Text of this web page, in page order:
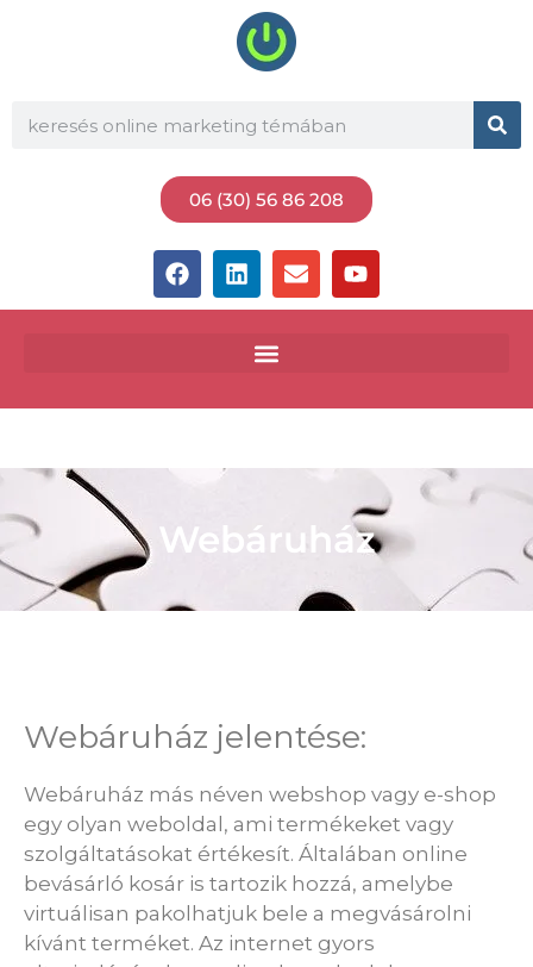
06 (30) 56 86 208
Webáruház
Webáruház jelentése:
Webáruház más néven webshop vagy e-shop
egy olyan weboldal, ami termékeket vagy
szolgáltatásokat értékesít. Általában online
bevásárló kosár is tartozik hozzá, amelybe
virtuálisan pakolhatjuk bele a megvásárolni
kívánt terméket. Az internet gyors